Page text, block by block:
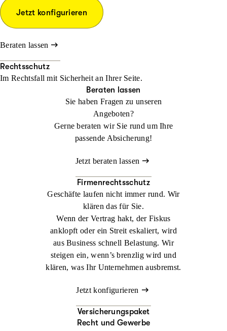
Jetzt konfigurieren
Beraten lassen
Rechtsschutz
Im Rechtsfall mit Sicher­heit an Ihrer Seite.
Beraten lassen
Sie haben Fragen zu unseren
Angeboten?
Gerne beraten wir Sie rund um Ihre
passende Absicherung!
Jetzt beraten lassen
Firmenrechtsschutz
Geschäfte laufen nicht immer rund. Wir
klären das für Sie.
Wenn der Vertrag hakt, der Fiskus
anklopft oder ein Streit eskaliert, wird
aus Business schnell Belastung. Wir
steigen ein, wenn’s brenzlig wird und
klären, was Ihr Unternehmen ausbremst.
Jetzt konfigurieren
Versicherungspaket
Recht und Gewerbe